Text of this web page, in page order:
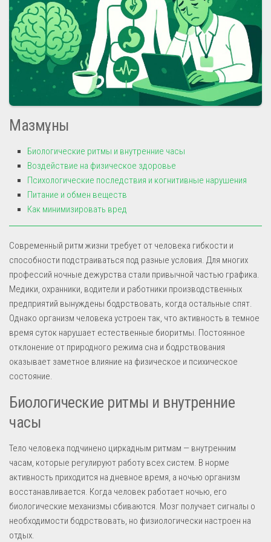
Мазмұны
Биологические ритмы и внутренние часы
Воздействие на физическое здоровье
Психологические последствия и когнитивные нарушения
Питание и обмен веществ
Как минимизировать вред
Современный ритм жизни требует от человека гибкости и
способности подстраиваться под разные условия. Для многих
профессий ночные дежурства стали привычной частью графика.
Медики, охранники, водители и работники производственных
предприятий вынуждены бодрствовать, когда остальные спят.
Однако организм человека устроен так, что активность в темное
время суток нарушает естественные биоритмы. Постоянное
отклонение от природного режима сна и бодрствования
оказывает заметное влияние на физическое и психическое
состояние.
Биологические ритмы и внутренние
часы
Тело человека подчинено циркадным ритмам — внутренним
часам, которые регулируют работу всех систем. В норме
активность приходится на дневное время, а ночью организм
восстанавливается. Когда человек работает ночью, его
биологические механизмы сбиваются. Мозг получает сигналы о
необходимости бодрствовать, но физиологически настроен на
отдых.